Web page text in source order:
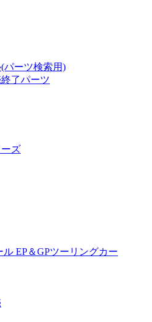
パーツ検索用)
了パーツ
ズ
ル EP＆GPツーリングカー